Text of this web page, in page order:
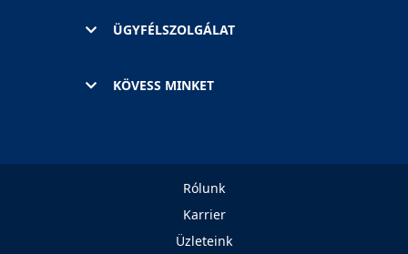
ÜGYFÉLSZOLGÁLAT
KÖVESS MINKET
Rólunk
Karrier
Üzleteink